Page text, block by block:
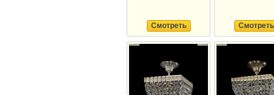
Смотреть Смотреть